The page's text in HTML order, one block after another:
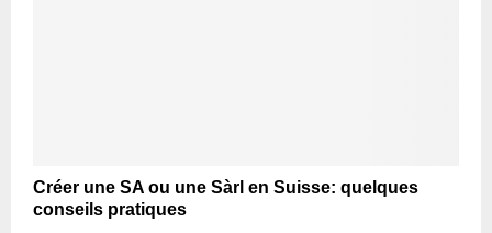
Créer une SA ou une Sàrl en Suisse: quelques
conseils pratiques